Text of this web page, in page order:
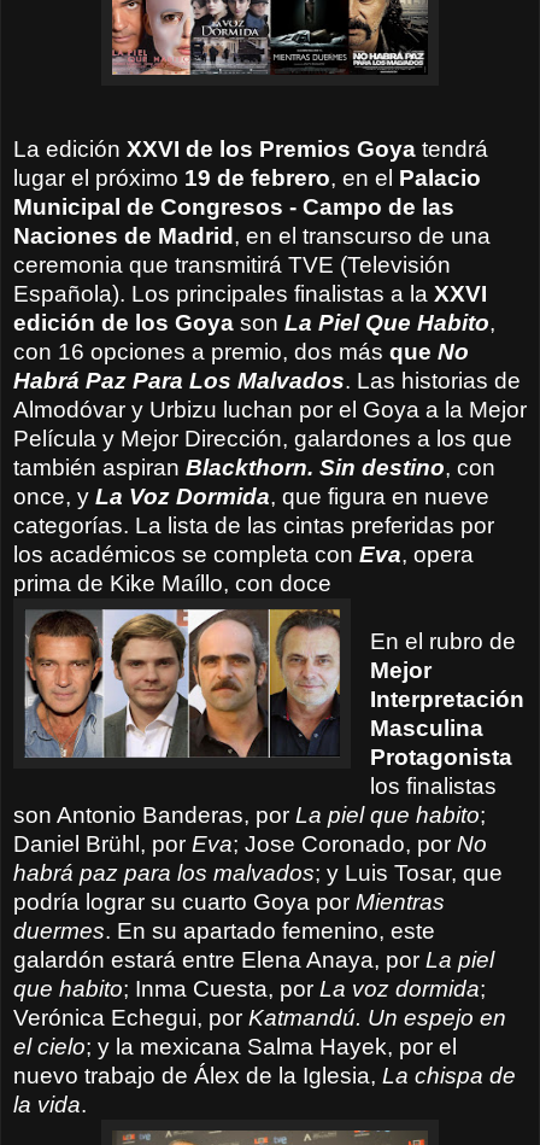
La edición XXVI de los Premios Goya tendrá
lugar el próximo 19 de febrero, en el Palacio
Municipal de Congresos - Campo de las
Naciones de Madrid, en el transcurso de una
ceremonia que transmitirá TVE (Televisión
Española). Los principales finalistas a la XXVI
edición de los Goya son La Piel Que Habito,
con 16 opciones a premio, dos más que No
Habrá Paz Para Los Malvados. Las historias de
Almodóvar y Urbizu luchan por el Goya a la Mejor
Película y Mejor Dirección, galardones a los que
también aspiran Blackthorn. Sin destino, con
once, y La Voz Dormida, que figura en nueve
categorías. La lista de las cintas preferidas por
los académicos se completa con Eva, opera
prima de Kike Maíllo, con doce
En el rubro de
Mejor
Interpretación
Masculina
Protagonista
los finalistas
son Antonio Banderas, por La piel que habito;
Daniel Brühl, por Eva; Jose Coronado, por No
habrá paz para los malvados; y Luis Tosar, que
podría lograr su cuarto Goya por Mientras
duermes. En su apartado femenino, este
galardón estará entre Elena Anaya, por La piel
que habito; Inma Cuesta, por La voz dormida;
Verónica Echegui, por Katmandú. Un espejo en
el cielo; y la mexicana Salma Hayek, por el
nuevo trabajo de Álex de la Iglesia, La chispa de
la vida.